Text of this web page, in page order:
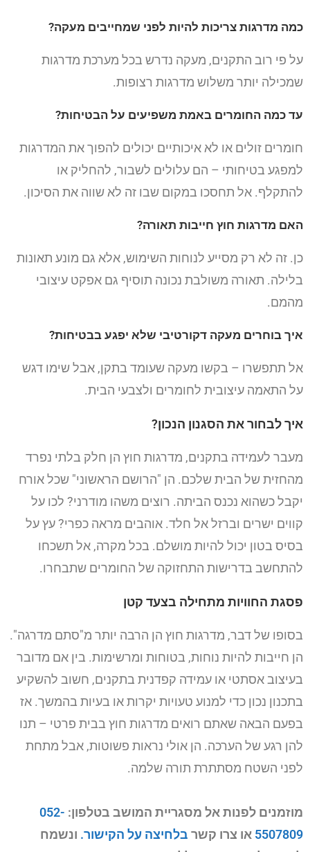
כמה מדרגות צריכות להיות לפני שמחייבים מעקה?
על פי רוב התקנים, מעקה נדרש בכל מערכת מדרגות
שמכילה יותר משלוש מדרגות רצופות.
עד כמה החומרים באמת משפיעים על הבטיחות?
חומרים זולים או לא איכותיים יכולים להפוך את המדרגות
למפגע בטיחותי – הם עלולים לשבור, להחליק או
להתקלף. אל תחסכו במקום שבו זה לא שווה את הסיכון.
האם מדרגות חוץ חייבות תאורה?
כן. זה לא רק מסייע לנוחות השימוש, אלא גם מונע תאונות
בלילה. תאורה משולבת נכונה תוסיף גם אפקט עיצובי
מהמם.
איך בוחרים מעקה דקורטיבי שלא יפגע בבטיחות?
אל תתפשרו – בקשו מעקה שעומד בתקן, אבל שימו דגש
על התאמה עיצובית לחומרים ולצבעי הבית.
איך לבחור את הסגנון הנכון?
מעבר לעמידה בתקנים, מדרגות חוץ הן חלק בלתי נפרד
מהחזית של הבית שלכם. הן "הרושם הראשוני" שכל אורח
יקבל כשהוא נכנס הביתה. רוצים משהו מודרני? לכו על
קווים ישרים וברזל אל חלד. אוהבים מראה כפרי? עץ על
בסיס בטון יכול להיות מושלם. בכל מקרה, אל תשכחו
להתחשב בדרישות התחזוקה של החומרים שתבחרו.
פסגת החוויות מתחילה בצעד קטן
בסופו של דבר, מדרגות חוץ הן הרבה יותר מ"סתם מדרגה".
הן חייבות להיות נוחות, בטוחות ומרשימות. בין אם מדובר
בעיצוב אסתטי או עמידה קפדנית בתקנים, חשוב להשקיע
בתכנון נכון כדי למנוע טעויות יקרות או בעיות בהמשך. אז
בפעם הבאה שאתם רואים מדרגות חוץ בבית פרטי – תנו
להן רגע של הערכה. הן אולי נראות פשוטות, אבל מתחת
לפני השטח מסתתרת תורה שלמה.
מוזמנים לפנות אל מסגריית המושב בטלפון: 052-
5507809 או צרו קשר בלחיצה על הקישור. ונשמח